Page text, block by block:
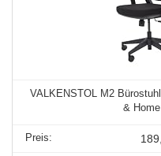
VALKENSTOL M2
&